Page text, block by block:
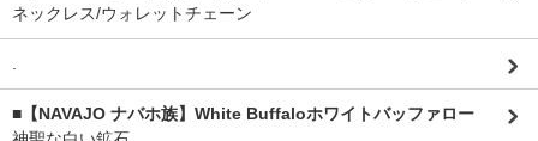
ネックレス/ウォレットチェーン
.
■【NAVAJO ナバホ族】White Buffaloホワイトバッファロー